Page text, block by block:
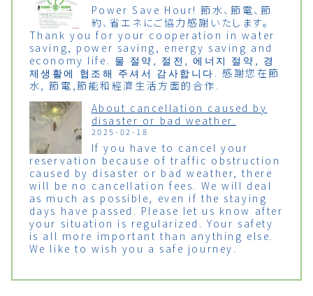
Power Save Hour! 節水、節電、節
約、省エネにご協力感謝いたします。
Thank you for your cooperation in water
saving, power saving, energy saving and
economy life. 물 절약, 절전, 에너지 절약, 경
제생활에 협조해 주셔서 감사합니다. 感謝您在節
水, 節電,節能和經濟生活方面的合作.
About cancellation caused by
disaster or bad weather.
2025-02-18
If you have to cancel your
reservation because of traffic obstruction
caused by disaster or bad weather, there
will be no cancellation fees. We will deal
as much as possible, even if the staying
days have passed. Please let us know after
your situation is regularized. Your safety
is all more important than anything else.
We like to wish you a safe journey.